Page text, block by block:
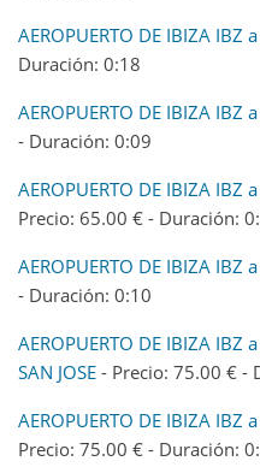
AEROPUERTO DE IBIZA IBZ
Duración: 0:18
AEROPUERTO DE IBIZA IBZ
- Duración: 0:09
AEROPUERTO DE IBIZA IBZ
Precio: 65.00 € - Duración:
AEROPUERTO DE IBIZA IBZ
- Duración: 0:10
AEROPUERTO DE IBIZA IBZ
SAN JOSE - Precio: 75.00 € -
AEROPUERTO DE IBIZA IBZ
Precio: 75.00 € - Duración: